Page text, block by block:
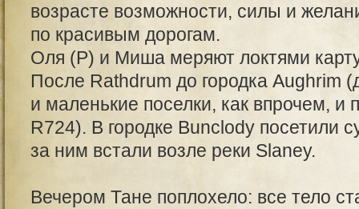
возрасте возможности, силы и
по красивым дорогам.
Оля (Р) и Миша меряют локтями
После Rathdrum до городка Aughrim
и маленькие поселки, как впрочем, и
R724). В городке Bunclody посетили
за ним встали возле реки Slaney.
Вечером Тане поплохело: все тело